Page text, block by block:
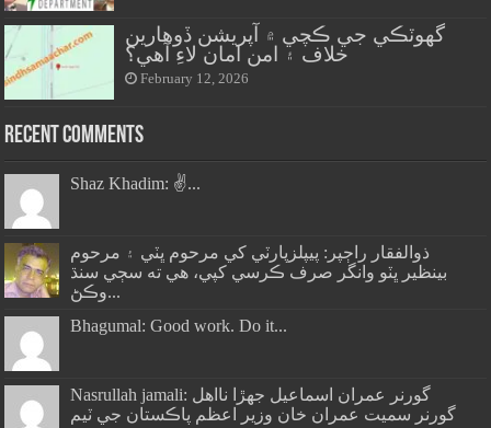
گهوٽڪي جي ڪچي ۾ آپريشن ڏوهارين
خلاف ۽ امن امان لاءِ آهي؟
February 12, 2026
Recent Comments
Shaz Khadim: ✌️...
ذوالفقار راڄپر: پيپلزپارٽي کي مرحوم ڀٽي ۽ مرحوم
بينظير ڀٽو وانگر صرف ڪرسي کپي، هي ته سڄي سنڌ
وڪڻ...
Bhagumal: Good work. Do it...
Nasrullah jamali: گورنر عمران اسماعيل جھڙا نااهل
گورنر سميت عمران خان وزير اعظم پاڪستان جي ٽيم